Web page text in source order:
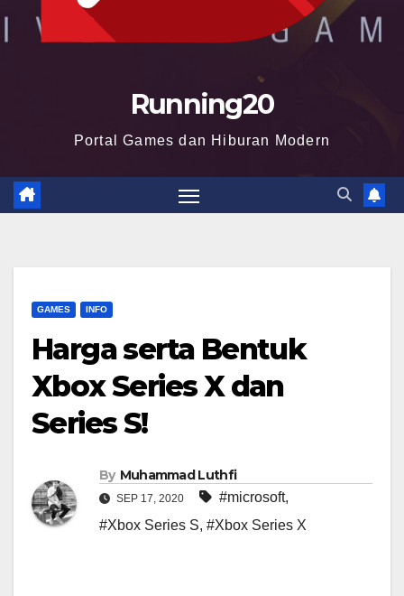
Running20
Portal Games dan Hiburan Modern
GAMES INFO
Harga serta Bentuk
Xbox Series X dan
Series S!
By Muhammad Luthfi
SEP 17, 2020 #microsoft,
#Xbox Series S, #Xbox Series X